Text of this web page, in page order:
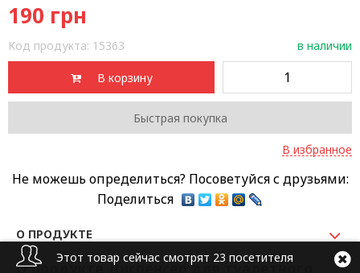
190 грн
Код продукта: 15363 в наличии
В корзину
Быстрая покупка
В избранное
Не можешь определиться? Посоветуйся с друзьями:
Поделиться
О ПРОДУКТЕ
О продукте Диспенсер для туалетного
Этот товар сейчас смотрят 23 посетителя